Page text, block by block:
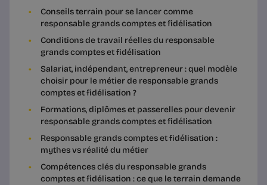
Conseils terrain pour se lancer comme
responsable grands comptes et fidélisation
Conditions de travail réelles du responsable
grands comptes et fidélisation
Salariat, indépendant, entrepreneur : quel modèle
choisir pour le métier de responsable grands
comptes et fidélisation ?
Formations, diplômes et passerelles pour devenir
responsable grands comptes et fidélisation
Responsable grands comptes et fidélisation :
mythes vs réalité du métier
Compétences clés du responsable grands
comptes et fidélisation : ce que le terrain demande